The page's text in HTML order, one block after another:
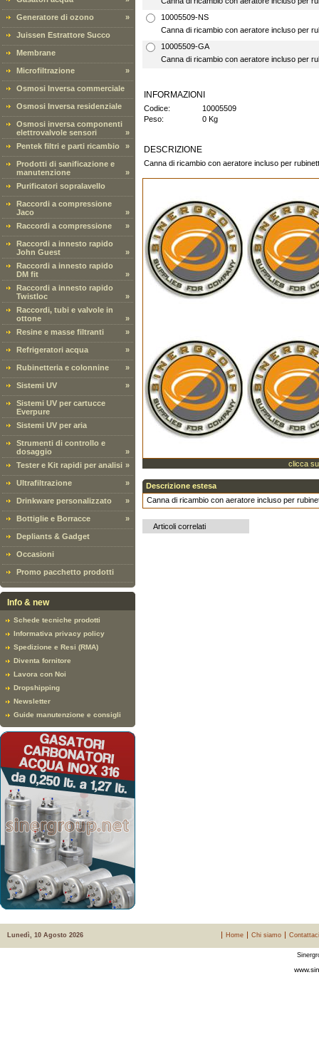
Generatore di ozono »
Juissen Estrattore Succo
Membrane
Microfiltrazione »
Osmosi Inversa commerciale
Osmosi Inversa residenziale
Osmosi inversa componenti
elettrovalvole sensori
»
Pentek filtri e parti ricambio
»
Prodotti di sanificazione e
manutenzione
»
Purificatori sopralavello
Raccordi a compressione
Jaco
»
Raccordi a compressione
»
Raccordi a innesto rapido
John Guest
»
Raccordi a innesto rapido
DM fit
»
Raccordi a innesto rapido
Twistloc
»
Raccordi, tubi e valvole in
ottone
»
Resine e masse filtranti
»
Refrigeratori acqua »
Rubinetteria e colonnine »
Sistemi UV »
Sistemi UV per cartucce
Everpure
Sistemi UV per aria
Strumenti di controllo e
dosaggio
»
Tester e Kit rapidi per analisi »
Ultrafiltrazione »
Drinkware personalizzato »
Bottiglie e Borracce »
Depliants & Gadget
Occasioni
Promo pacchetto prodotti
Info & new
Schede tecniche prodotti
Informativa privacy policy
Spedizione e Resi (RMA)
Diventa fornitore
Lavora con Noi
Dropshipping
Newsletter
Guide manutenzione e consigli
10005509-NS
Canna di ricambio con aeratore incluso per
10005509-GA
Canna di ricambio con aeratore incluso per
INFORMAZIONI
Codice:
10005509
Peso:
0 Kg
DESCRIZIONE
Canna di ricambio con aeratore incluso per
clicca
Descrizione estesa
Canna di ricambio con aeratore incluso per
Articoli correlati
Lunedì, 10 Agosto 2026 Home Chi siamo Contattaci